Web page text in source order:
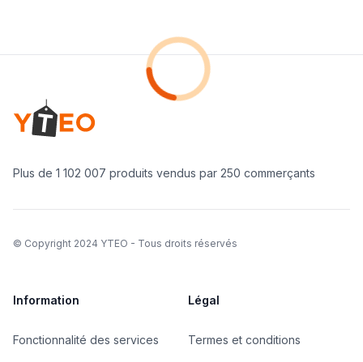
Loading...
Plus de 1 102 007 produits vendus par 250 commerçants
© Copyright 2024 YTEO - Tous droits réservés
Information
Fonctionnalité des services
Légal
Termes et conditions